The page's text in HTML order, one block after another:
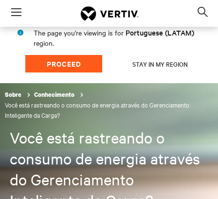
Menu
The page you're viewing is for Portuguese (LATAM)
region.
PROCEED STAY IN MY REGION
Sobre Conhecimento
Você está rastreando o consumo de energia através do Gerenciamento
Inteligente da Carga?
Você está rastreando o
consumo de energia através
do Gerenciamento